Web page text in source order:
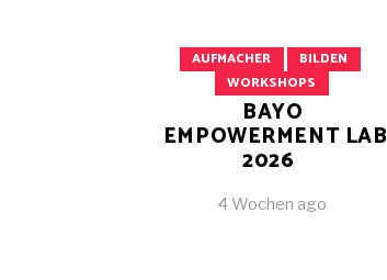
AUFMACHER
BILDEN
WORKSHOPS
BAYO
EMPOWERMENT LAB
2026
4 Wochen ago